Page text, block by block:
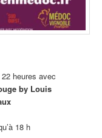
heures avec
by Louis
18 h